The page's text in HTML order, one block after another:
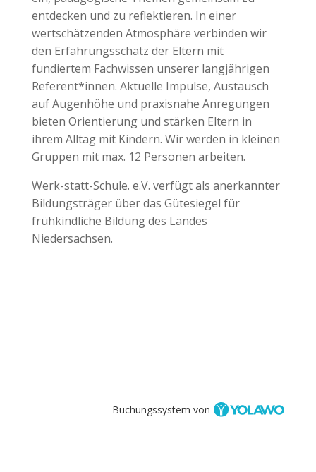
entdecken und zu reflektieren. In einer
wertschätzenden Atmosphäre verbinden wir
den Erfahrungsschatz der Eltern mit
fundiertem Fachwissen unserer langjährigen
Referent*innen. Aktuelle Impulse, Austausch
auf Augenhöhe und praxisnahe Anregungen
bieten Orientierung und stärken Eltern in
ihrem Alltag mit Kindern. Wir werden in kleinen
Gruppen mit max. 12 Personen arbeiten.
Werk-statt-Schule. e.V. verfügt als anerkannter
Bildungsträger über das Gütesiegel für
frühkindliche Bildung des Landes
Niedersachsen.
Buchungssystem von